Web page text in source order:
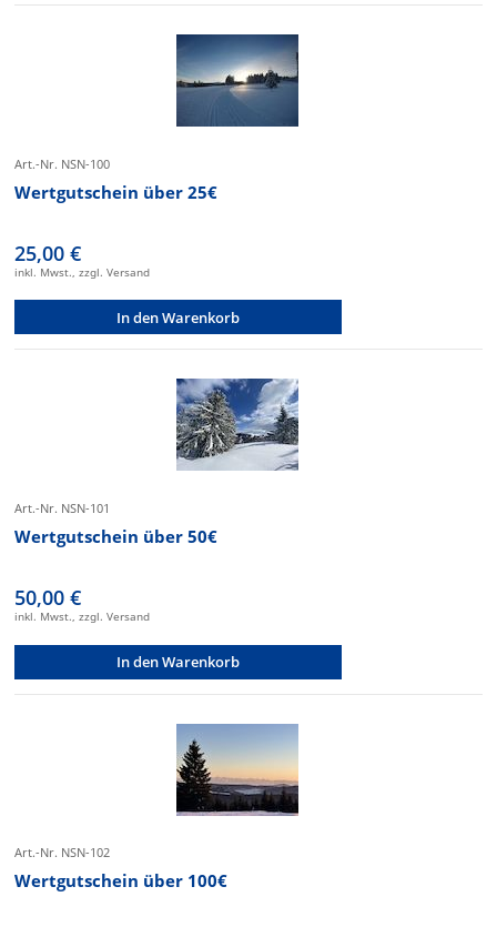
Art.-Nr. NSN-100
Wertgutschein über 25€
25,00 €
inkl. Mwst., zzgl. Versand
In den Warenkorb
Art.-Nr. NSN-101
Wertgutschein über 50€
50,00 €
inkl. Mwst., zzgl. Versand
In den Warenkorb
Art.-Nr. NSN-102
Wertgutschein über 100€